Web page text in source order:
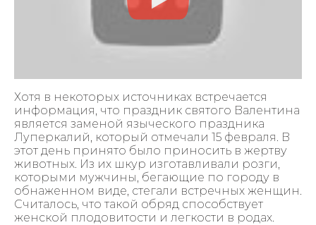
Хотя в некоторых источниках встречается
информация, что праздник святого Валентина
является заменой языческого праздника
Луперкалий, который отмечали 15 февраля. В
этот день принято было приносить в жертву
животных. Из их шкур изготавливали розги,
которыми мужчины, бегающие по городу в
обнаженном виде, стегали встречных женщин.
Считалось, что такой обряд способствует
женской плодовитости и легкости в родах.